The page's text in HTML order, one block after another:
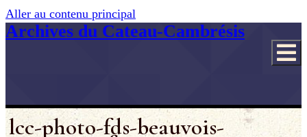
Aller au contenu principal
Archives du Cateau-Cambrésis
lcc-photo-fds-beauvois-